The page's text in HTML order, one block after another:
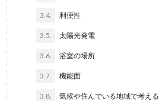
3.4. 利便性
3.5. 太陽光発電
3.6. 浴室の場所
3.7. 機能面
3.8. 気候や住んでいる地域で考える